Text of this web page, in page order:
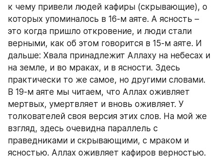
к чему привели людей кафиры (скрывающие), о
которых упоминалось в 16-м аяте. А ясность –
это когда пришло откровение, и люди стали
верными, как об этом говорится в 15-м аяте. И
дальше: Хвала принадлежит Аллаху на небесах и
на земле, и во мраках, и в ясности. Здесь
практически то же самое, но другими словами.
В 19-м аяте мы читаем, что Аллах оживляет
мертвых, умертвляет и вновь оживляет. У
толкователей своя версия этих слов. На мой же
взгляд, здесь очевидна параллель с
праведниками и скрывающими, с мраком и
ясностью. Аллах оживляет кафиров верностью.